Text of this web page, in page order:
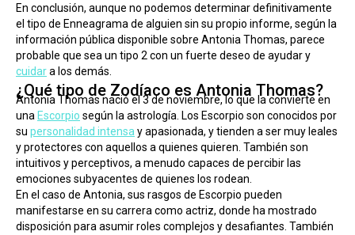
En conclusión, aunque no podemos determinar definitivamente
el tipo de Enneagrama de alguien sin su propio informe, según la
información pública disponible sobre Antonia Thomas, parece
cuidar a los demás.
¿Qué tipo de Zodíaco es Antonia Thomas?
Antonia Thomas nació el 3 de noviembre, lo que la convierte en
una Escorpio según la astrología. Los Escorpio son conocidos por
su personalidad intensa y apasionada, y tienden a ser muy leales
y protectores con aquellos a quienes quieren. También son
intuitivos y perceptivos, a menudo capaces de percibir las
emociones subyacentes de quienes los rodean.
En el caso de Antonia, sus rasgos de Escorpio pueden
manifestarse en su carrera como actriz, donde ha mostrado
disposición para asumir roles complejos y desafiantes. También